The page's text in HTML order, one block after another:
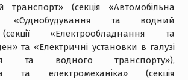
транспорт» (секція «Автомобільна
«Суднобудування та водний
«Електрообладнання та
та «Електричні установки в галузі
та водного транспорту»),
та електромеханіка» (секція